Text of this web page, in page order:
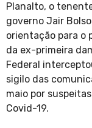
Planalto, o
governo Jair
orientação para o
da ex-primeira
Federal
sigilo das
maio por
Covid-19.